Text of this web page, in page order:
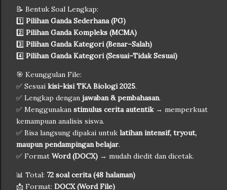
📝 Bentuk Soal Lengkap:
1️⃣ Pilihan Ganda Sederhana (PG)
2️⃣ Pilihan Ganda Kompleks (MCMA)
3️⃣ Pilihan Ganda Kategori (Benar–Salah)
4️⃣ Pilihan Ganda Kategori (Sesuai–Tidak Sesuai)
🎯 Keunggulan File:
✅ Sesuai kisi-kisi TKA Biologi 2025.
✅ Lengkap dengan jawaban & pembahasan.
✅ Menggunakan stimulus cerita autentik→ memperkuat
kemampuan analisis siswa.
✅ Bisa langsung dipakai untuk latihan intensif, tryout,
maupun pendampingan belajar.
✅ Format Word (DOCX) → mudah diedit dan dicetak.
📊 Total: 72 soal cerita (48 halaman)
📩 Format: DOCX (Word File)